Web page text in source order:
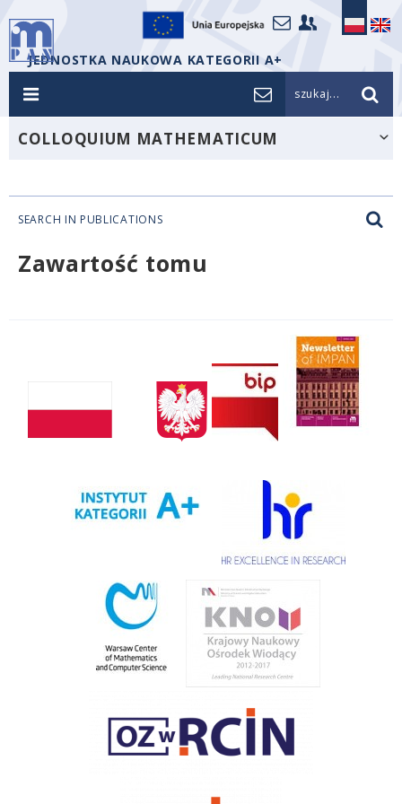
JEDNOSTKA NAUKOWA KATEGORII A+
szukaj...
COLLOQUIUM MATHEMATICUM
SEARCH IN PUBLICATIONS
Zawartość tomu